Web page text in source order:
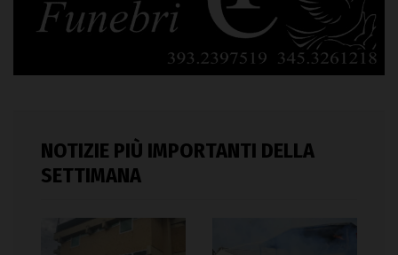
NOTIZIE PIÙ IMPORTANTI DELLA
SETTIMANA